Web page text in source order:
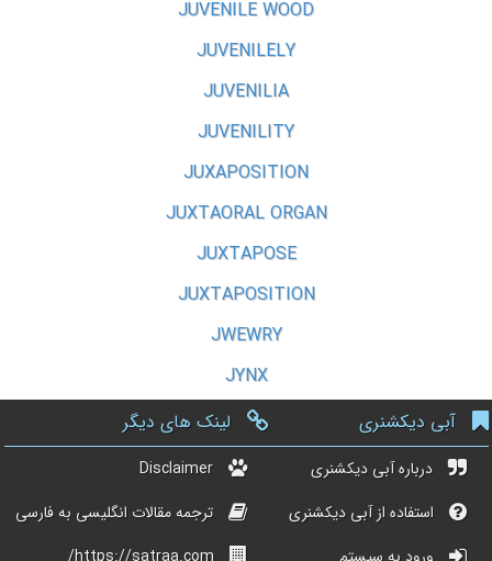
JUVENILE WOOD
JUVENILELY
JUVENILIA
JUVENILITY
JUXAPOSITION
JUXTAORAL ORGAN
JUXTAPOSE
JUXTAPOSITION
JWEWRY
JYNX
آبی دیکشنری
درباره آبی دیکشنری
استفاده از آبی دیکشنری
لینک های دیگر
Disclaimer
ترجمه مقالات انگلیسی به فارسی